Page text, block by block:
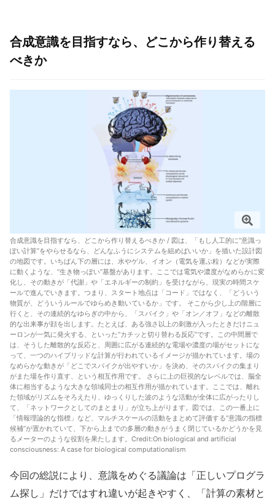
合成意識を目指すなら、どこから作り替える
べきか
合成意識を目指すなら、どこから作り替えるべきか / 図は、「もし人工的に“意識っ
ぽい計算”をやらせるなら、どんなふうにシステムを組めばいいか」を描いた設計図
の地図です。いちばん下の層には、水やゲル、イオン（電気を運ぶ粒）などが実際
に動くような、“生き物っぽい”基盤があります。ここでは電気や濃度がなめらかに変
化し、その動きが「代謝」や「エネルギーの制約」を受けながら、現実の時間スケ
ールで進んでいきます。つまり、スタート地点は「コード」ではなく、「どういう
物質が、どういうルールでゆらめき動いているか」です。 そこから少し上の階層に
行くと、その連続的なゆらぎの中から、「スパイク」や「オン／オフ」などの離散
的な出来事が顔を出します。たとえば、ある強さ以上の刺激が入ったときだけニュ
ーロンが一気に発火する、といった“カチッと切り替わる反応”です。この中間層で
は、そうした離散的な反応と、周囲に広がる連続的な電場や濃度の場がセットにな
って、一つのハイブリッドな計算が行われているイメージが描かれています。場の
なめらかな動きが「どこでスパイクが出やすいか」を決め、そのスパイクの集まり
がまた場を作り直す、という相互作用です。 さらに上の巨視的なレベルでは、脳全
体に相当するような大きな領域同士の相互作用が描かれています。ここでは、離れ
た領域がリズムをそろえたり、ゆっくりした波のような活動が全体に広がったりし
て、「ネットワークとしてのまとまり」が立ち上がります。図では、この一番上に
「情報理論的な指標」など、マルチスケールの活動をまとめて評価する“意識の指標
候補”が置かれていて、下から上までの多層の動きがうまく閉じているかどうかを見
るメーターのような役割を果たします。Credit:On biological and artificial
consciousness: A case for biological computationalism
今回の総説により、意識をめぐる議論は「正しいプログラ
ム探し」だけではすれ違いが起きやすく、「計算の素材と